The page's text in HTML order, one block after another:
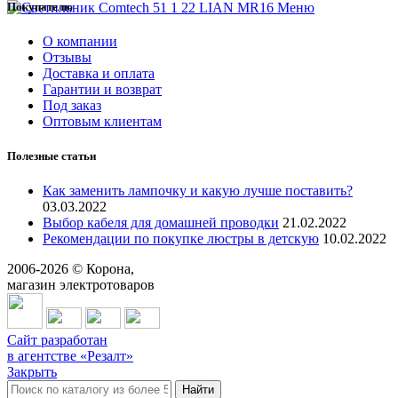
Меню
Покупателю
О компании
Отзывы
Доставка и оплата
Гарантии и возврат
Под заказ
Оптовым клиентам
Полезные статьи
Как заменить лампочку и какую лучше поставить?
03.03.2022
Выбор кабеля для домашней проводки 21.02.2022
Рекомендации по покупке люстры в детскую 10.02.2022
2006-2026 © Корона,
магазин электротоваров
Сайт разработан
в агентстве «Резалт»
Закрыть
Найти